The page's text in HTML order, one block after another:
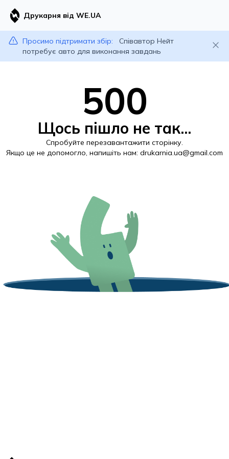
Друкарня від WE.UA
Просимо підтримати збір:
Співавтор Нейт
потребує авто для виконання завдань
500
Щось пішло не так...
Спробуйте перезавантажити сторінку.
Якщо це не допомогло, напишіть нам: drukarnia.ua@gmail.com